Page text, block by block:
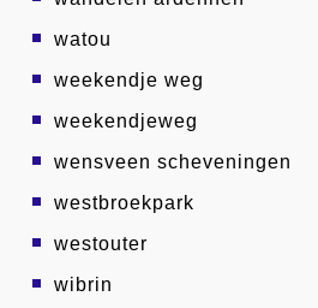
watou
weekendje weg
weekendjeweg
wensveen scheveningen
westbroekpark
westouter
wibrin